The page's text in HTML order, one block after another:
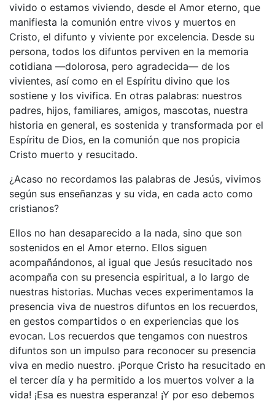
vivido o estamos viviendo, desde el Amor eterno, que
manifiesta la comunión entre vivos y muertos en
Cristo, el difunto y viviente por excelencia. Desde su
persona, todos los difuntos perviven en la memoria
cotidiana —dolorosa, pero agradecida— de los
vivientes, así como en el Espíritu divino que los
sostiene y los vivifica. En otras palabras: nuestros
padres, hijos, familiares, amigos, mascotas, nuestra
historia en general, es sostenida y transformada por el
Espíritu de Dios, en la comunión que nos propicia
Cristo muerto y resucitado.
¿Acaso no recordamos las palabras de Jesús, vivimos
según sus enseñanzas y su vida, en cada acto como
cristianos?
Ellos no han desaparecido a la nada, sino que son
sostenidos en el Amor eterno. Ellos siguen
acompañándonos, al igual que Jesús resucitado nos
acompaña con su presencia espiritual, a lo largo de
nuestras historias. Muchas veces experimentamos la
presencia viva de nuestros difuntos en los recuerdos,
en gestos compartidos o en experiencias que los
evocan. Los recuerdos que tengamos con nuestros
difuntos son un impulso para reconocer su presencia
viva en medio nuestro. ¡Porque Cristo ha resucitado en
el tercer día y ha permitido a los muertos volver a la
vida! ¡Esa es nuestra esperanza! ¡Y por eso debemos